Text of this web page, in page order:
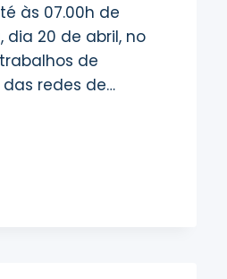
às 07.00h de
20 de abril, no
de
redes de…